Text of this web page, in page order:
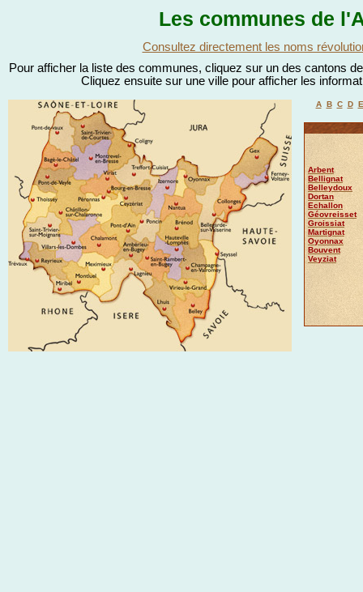
Les communes de
Consultez directement les noms
Pour afficher la liste des communes, cliquez sur un des cantons
Cliquez ensuite sur une ville pour afficher les
A B C D E
Arbent
Bellignat
Belleydoux
Dortan
Echallon
Géovreisset
Groissiat
Martignat
Oyonnax
Bouvent
Veyziat